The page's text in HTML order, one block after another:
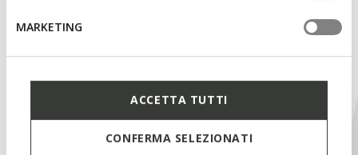
MARKETING
ACCETTA TUTTI
CONFERMA SELEZIONATI